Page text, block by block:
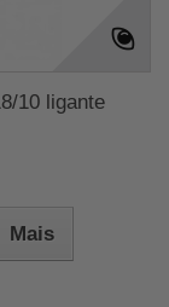
10 ligante
Mais